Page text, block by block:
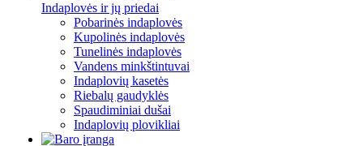
Indaplovės ir jų priedai
Pobarinės indaplovės
Kupolinės indaplovės
Tunelinės indaplovės
Vandens minkštintuvai
Indaplovių kasetės
Riebalų gaudyklės
Spaudiminiai dušai
Indaplovių plovikliai